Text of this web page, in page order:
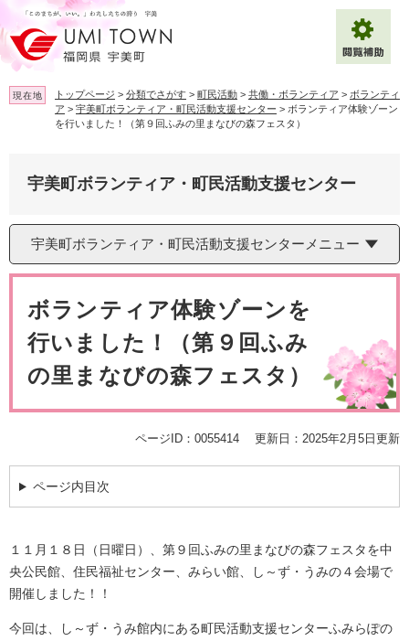
ー
ジ
の
先
頭
ニ
ュ
ー
を
飛
背景色変更 白 黒 青
Multilingual（English・中文・한글）
現在地 トップページ > 分類でさがす > 町民活動 > 共働・ボランティア > ボランティ
ア > 宇美町ボランティア・町民活動支援センター > ボランティア体験ゾーン
を行いました！（第９回ふみの里まなびの森フェスタ）
宇美町ボランティア・町民活動支援センター
宇美町ボランティア・町民活動支援センターメニュー
ボランティア体験ゾーンを
行いました！（第９回ふみ
の里まなびの森フェスタ）
ページID：0055414 更新日：2025年2月5日更新
ページ内目次
１１月１８日（日曜日）、第９回ふみの里まなびの森フェスタを中
央公民館、住民福祉センター、みらい館、し～ず・うみの４会場で
開催しました！！
今回は、し～ず・うみ館内にある町民活動支援センターふみらぽの